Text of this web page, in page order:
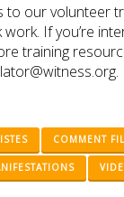
to our volunteer
If you’re
training
COMMENT